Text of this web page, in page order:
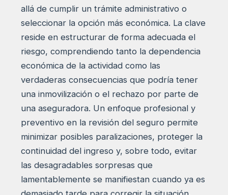
allá de cumplir un trámite administrativo o
seleccionar la opción más económica. La clave
reside en estructurar de forma adecuada el
riesgo, comprendiendo tanto la dependencia
económica de la actividad como las
verdaderas consecuencias que podría tener
una inmovilización o el rechazo por parte de
una aseguradora. Un enfoque profesional y
preventivo en la revisión del seguro permite
minimizar posibles paralizaciones, proteger la
continuidad del ingreso y, sobre todo, evitar
las desagradables sorpresas que
lamentablemente se manifiestan cuando ya es